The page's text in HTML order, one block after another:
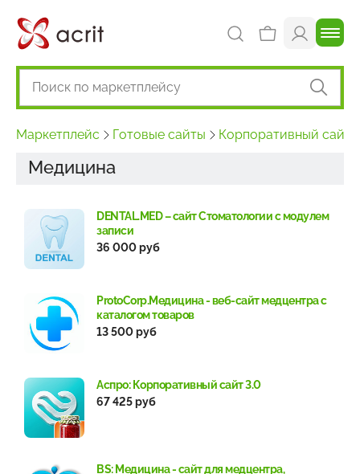
Маркетплейс Готовые сайты Корпоративный сайт
Медицина
DENTAL.MED – сайт Стоматологии с модулем
записи
36 000 руб
ProtoCorp.Медицина - веб-сайт медцентра с
каталогом товаров
13 500 руб
Аспро: Корпоративный сайт 3.0
67 425 руб
BS: Медицина - сайт для медцентра,